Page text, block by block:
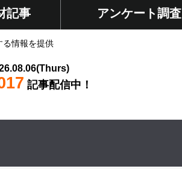
記事 アンケート調査
情報を提供
記事配信中！